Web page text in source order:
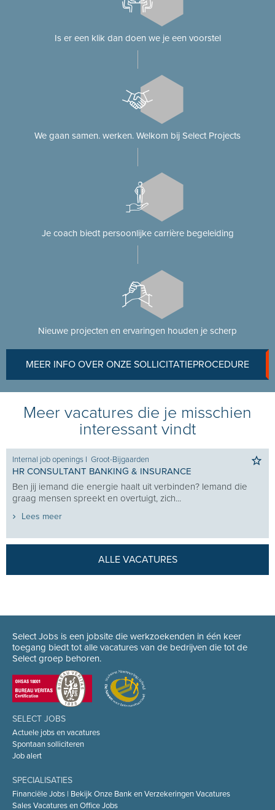
Is er een klik dan doen we je een voorstel
We gaan samen. werken. Welkom bij Select Projects
Je coach biedt persoonlijke carrière begeleiding
Nieuwe projecten en ervaringen houden je scherp
MEER INFO OVER ONZE SOLLICITATIEPROCEDURE
Meer vacatures die je misschien
interessant vindt
Internal job openings I Groot-Bijgaarden
HR CONSULTANT BANKING & INSURANCE
Ben jij iemand die energie haalt uit verbinden? Iemand die
graag mensen spreekt en overtuigt, zich...
Lees meer
ALLE VACATURES
Select Jobs is een jobsite die werkzoekenden in één keer
toegang biedt tot alle vacatures van de bedrijven die tot de
Select groep behoren.
SELECT JOBS
Actuele jobs en vacatures
Spontaan solliciteren
Job alert
SPECIALISATIES
Financiële Jobs | Bekijk Onze Bank en Verzekeringen Vacatures
Sales Vacatures en Office Jobs